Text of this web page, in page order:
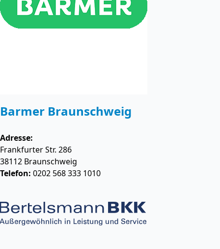
Barmer Braunschweig
Adresse:
Frankfurter Str. 286
38112 Braunschweig
Telefon: 0202 568 333 1010